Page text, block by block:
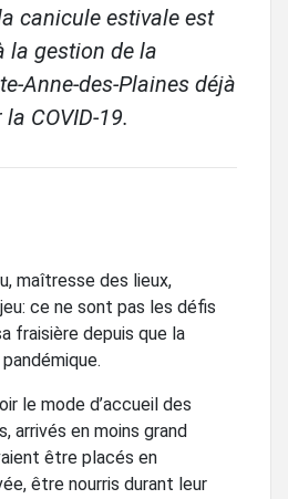
canicule estivale est
la gestion de la
Anne-des-Plaines déjà
COVID-19.
maîtresse des lieux,
ce ne sont pas les défis
fraisière depuis que la
le mode d’accueil des
arrivés en moins grand
être placés en
être nourris durant leur